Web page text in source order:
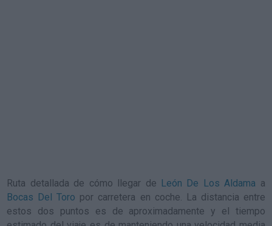
Ruta detallada de cómo llegar de León De Los Aldama a
Bocas Del Toro por carretera en coche. La distancia entre
estos dos puntos es de aproximadamente y el tiempo